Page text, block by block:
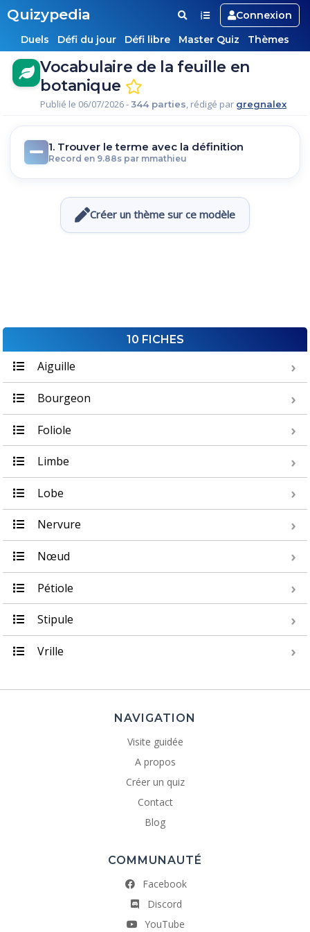
Quizypedia
Connexion
Duels
Défi du jour Défi libre Master Quiz Thèmes
Vocabulaire de la feuille en
botanique
Publié le 06/07/2026 - 344 parties, rédigé par gregnalex
1. Trouver le terme avec la définition
Record en 9.88s par mmathieu
Créer un thème sur ce modèle
10 FICHES
Aiguille
Bourgeon
Foliole
Limbe
Lobe
Nervure
Nœud
Pétiole
Stipule
Vrille
NAVIGATION
Visite guidée
A propos
Créer un quiz
Contact
Blog
COMMUNAUTÉ
Facebook
Discord
YouTube